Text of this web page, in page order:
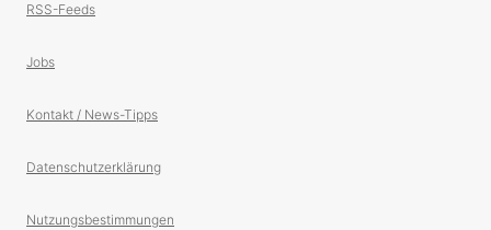
RSS-Feeds
Jobs
Kontakt / News-Tipps
Datenschutzerklärung
Nutzungsbestimmungen